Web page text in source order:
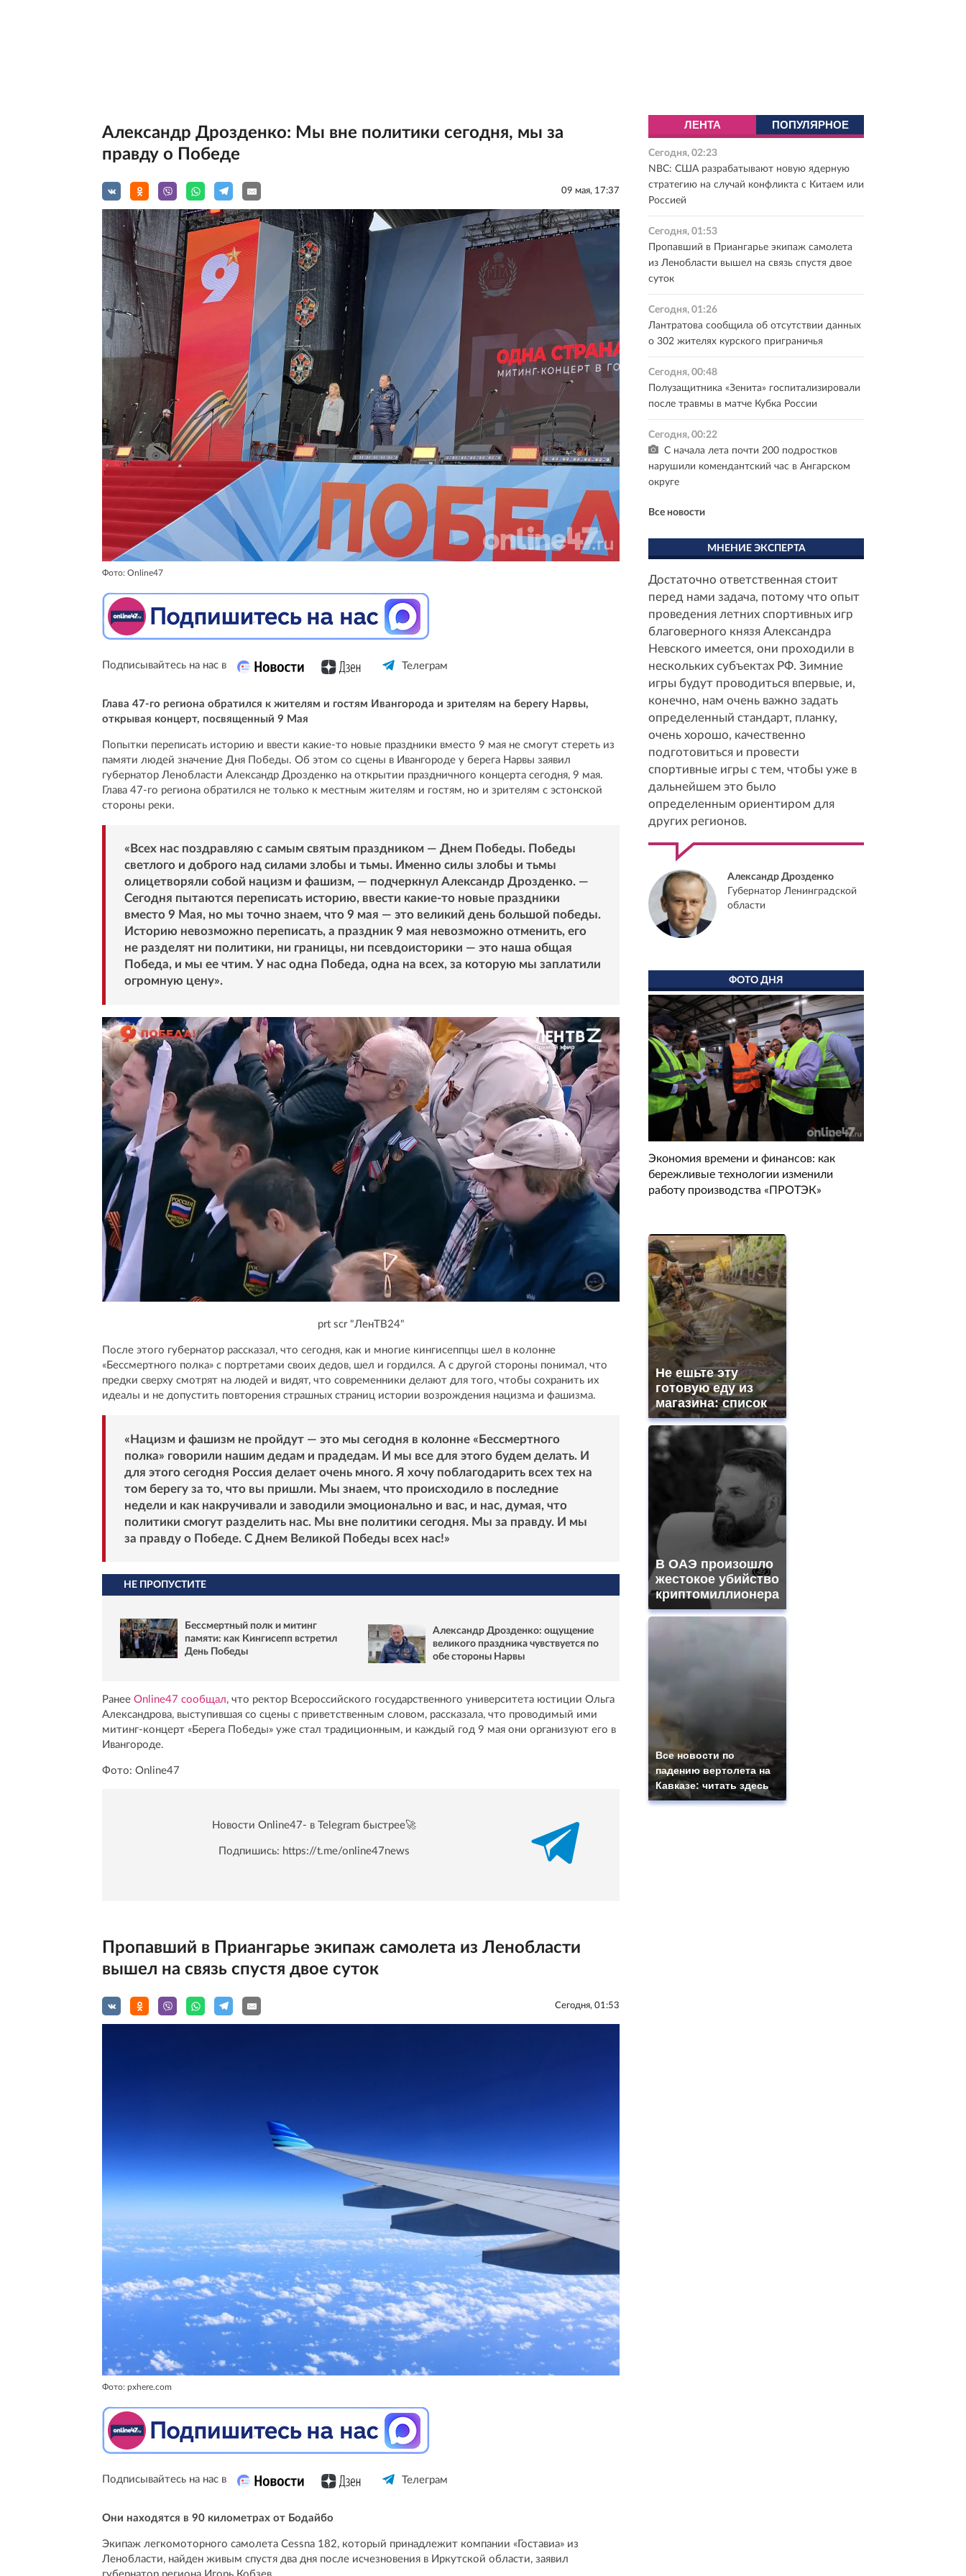
Александр Дрозденко: Мы вне политики сегодня, мы за
правду о Победе
09 мая, 17:37
Фото: Online47
Подписывайтесь на нас в Телеграм
Глава 47-го региона обратился к жителям и гостям Ивангорода и зрителям на берегу Нарвы,
открывая концерт, посвященный 9 Мая
Попытки переписать историю и ввести какие-то новые праздники вместо 9 мая не смогут стереть из
памяти людей значение Дня Победы. Об этом со сцены в Ивангороде у берега Нарвы заявил
губернатор Ленобласти Александр Дрозденко на открытии праздничного концерта сегодня, 9 мая.
Глава 47-го региона обратился не только к местным жителям и гостям, но и зрителям с эстонской
стороны реки.
«Всех нас поздравляю с самым святым праздником — Днем Победы. Победы
светлого и доброго над силами злобы и тьмы. Именно силы злобы и тьмы
олицетворяли собой нацизм и фашизм, — подчеркнул Александр Дрозденко. —
Сегодня пытаются переписать историю, ввести какие-то новые праздники
вместо 9 Мая, но мы точно знаем, что 9 мая — это великий день большой победы.
Историю невозможно переписать, а праздник 9 мая невозможно отменить, его
не разделят ни политики, ни границы, ни псевдоисторики — это наша общая
Победа, и мы ее чтим. У нас одна Победа, одна на всех, за которую мы заплатили
огромную цену».
prt scr "ЛенТВ24"
После этого губернатор рассказал, что сегодня, как и многие кингисеппцы шел в колонне
«Бессмертного полка» с портретами своих дедов, шел и гордился. А с другой стороны понимал, что
предки сверху смотрят на людей и видят, что современники делают для того, чтобы сохранить их
идеалы и не допустить повторения страшных страниц истории возрождения нацизма и фашизма.
«Нацизм и фашизм не пройдут — это мы сегодня в колонне «Бессмертного
полка» говорили нашим дедам и прадедам. И мы все для этого будем делать. И
для этого сегодня Россия делает очень много. Я хочу поблагодарить всех тех на
том берегу за то, что вы пришли. Мы знаем, что происходило в последние
недели и как накручивали и заводили эмоционально и вас, и нас, думая, что
политики смогут разделить нас. Мы вне политики сегодня. Мы за правду. И мы
за правду о Победе. С Днем Великой Победы всех нас!»
НЕ ПРОПУСТИТЕ
Бессмертный полк и митинг
памяти: как Кингисепп встретил
День Победы
Александр Дрозденко: ощущение
великого праздника чувствуется по
обе стороны Нарвы
Ранее Online47 сообщал, что ректор Всероссийского государственного университета юстиции Ольга
Александрова, выступившая со сцены с приветственным словом, рассказала, что проводимый ими
митинг-концерт «Берега Победы» уже стал традиционным, и каждый год 9 мая они организуют его в
Ивангороде.
Фото: Online47
Новости Online47- в Telegram быстрее🚀
Подпишись: https://t.me/online47news
Пропавший в Приангарье экипаж самолета из Ленобласти
вышел на связь спустя двое суток
Сегодня, 01:53
Фото: pxhere.com
Подписывайтесь на нас в Телеграм
Они находятся в 90 километрах от Бодайбо
Экипаж легкомоторного самолета Cessna 182, который принадлежит компании «Гоставиа» из
Ленобласти, найден живым спустя два дня после исчезновения в Иркутской области, заявил
ЛЕНТА ПОПУЛЯРНОЕ
Сегодня, 02:23
NBC: США разрабатывают новую ядерную
стратегию на случай конфликта с Китаем или
Россией
Сегодня, 01:53
Пропавший в Приангарье экипаж самолета
из Ленобласти вышел на связь спустя двое
суток
Сегодня, 01:26
Лантратова сообщила об отсутствии данных
о 302 жителях курского приграничья
Сегодня, 00:48
Полузащитника «Зенита» госпитализировали
после травмы в матче Кубка России
Сегодня, 00:22
С начала лета почти 200 подростков
нарушили комендантский час в Ангарском
округе
Все новости
МНЕНИЕ ЭКСПЕРТА
Достаточно ответственная стоит
перед нами задача, потому что опыт
проведения летних спортивных игр
благоверного князя Александра
Невского имеется, они проходили в
нескольких субъектах РФ. Зимние
игры будут проводиться впервые, и,
конечно, нам очень важно задать
определенный стандарт, планку,
очень хорошо, качественно
подготовиться и провести
спортивные игры с тем, чтобы уже в
дальнейшем это было
определенным ориентиром для
других регионов.
Александр Дрозденко
Губернатор Ленинградской
области
ФОТО ДНЯ
Экономия времени и финансов: как
бережливые технологии изменили
работу производства «ПРОТЭК»
Не ешьте эту
готовую еду из
магазина: список
В ОАЭ произошло
жестокое убийство
криптомиллионера
Все новости по
падению вертолета на
Кавказе: читать здесь